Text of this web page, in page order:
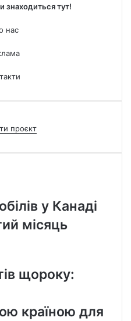
знаходиться тут!
нас
проєкт
у Канаді
місяць
щороку:
країною для